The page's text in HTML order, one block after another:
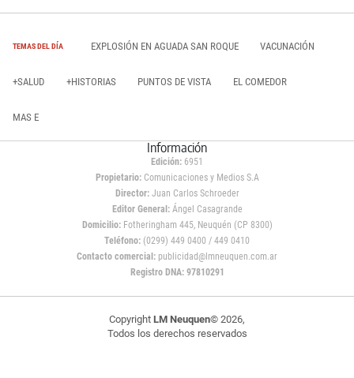
TEMAS DEL DÍA EXPLOSIÓN EN AGUADA SAN ROQUE VACUNACIÓN
+SALUD +HISTORIAS PUNTOS DE VISTA EL COMEDOR
MAS E
Información
Edición: 6951
Propietario:Comunicaciones y Medios S.A
Director: Juan Carlos Schroeder
Editor General:Ángel Casagrande
Domicilio:Fotheringham 445, Neuquén (CP 8300)
Teléfono: (0299) 449 0400 / 449 0410
Contacto comercial: publicidad@lmneuquen.com.ar
Registro DNA: 97810291
Copyright LM Neuquen© 2026,
Todos los derechos reservados